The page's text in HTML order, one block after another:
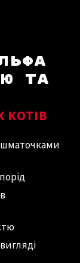
ТА
КОТІВ
шматочками